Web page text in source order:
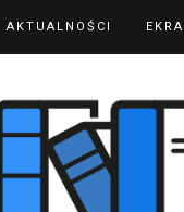
AKTUALNOŚCI